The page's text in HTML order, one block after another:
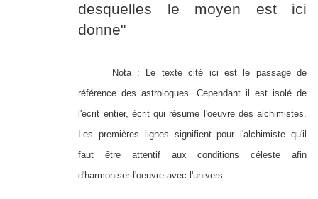
desquelles le moyen est ici
donne"
Nota : Le texte cité ici est le passage de
référence des astrologues. Cependant il est isolé de
l'écrit entier, écrit qui résume l'oeuvre des alchimistes.
Les premières lignes signifient pour l'alchimiste qu'il
faut être attentif aux conditions céleste afin
d'harmoniser l'oeuvre avec l'univers.